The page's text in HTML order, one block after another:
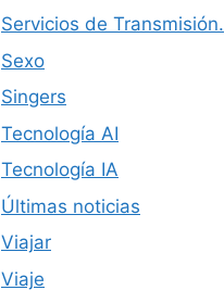
Servicios de Transmisión.
Sexo
Singers
Tecnología AI
Tecnología IA
Últimas noticias
Viajar
Viaje